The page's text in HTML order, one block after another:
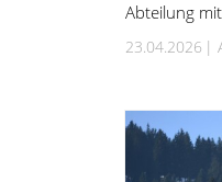
Abteilung mit
23.04.2026